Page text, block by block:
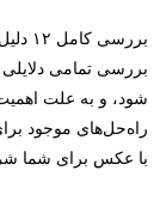
بررسی تمامی
شود، و به علت
راه‌حل‌های موجود
با عکس برای شما